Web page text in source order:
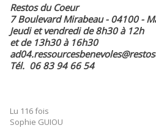
Restos du Coeur
7 Boulevard Mirabeau - 04100 -
Jeudi et vendredi de 8h30 à 12h
et de 13h30 à 16h30
Tél. 06 83 94 66 54
Lu 116 fois
Sophie GUIOU